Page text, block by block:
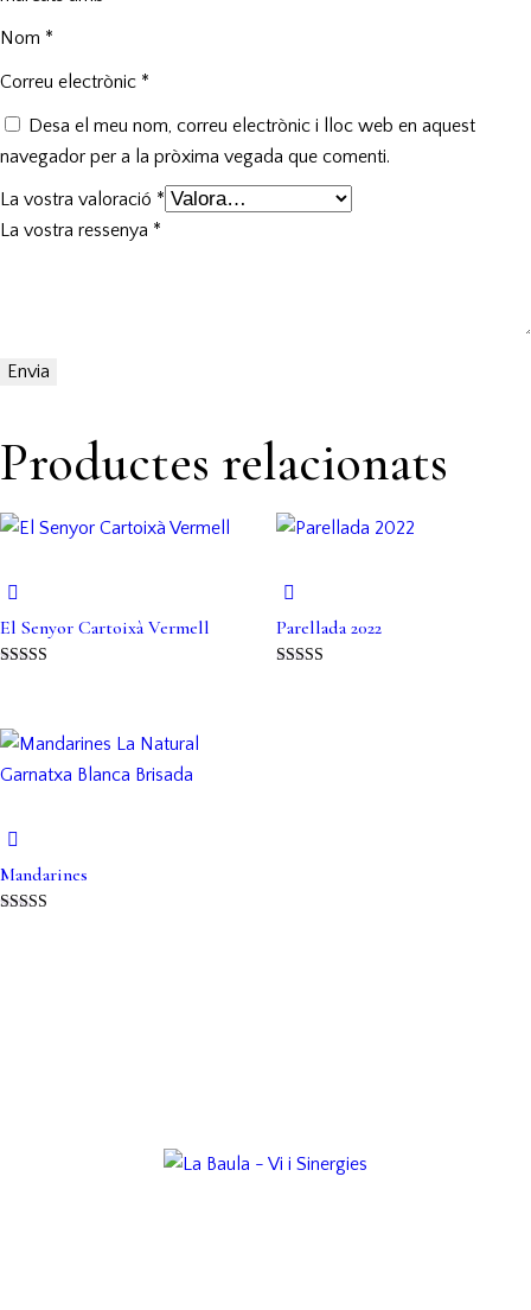
Nom *
Correu electrònic *
Desa el meu nom, correu electrònic i lloc web en aquest
navegador per a la pròxima vegada que comenti.
La vostra valoració *
La vostra ressenya *
Productes relacionats
El Senyor Cartoixà Vermell Parellada 2022
Mandarines